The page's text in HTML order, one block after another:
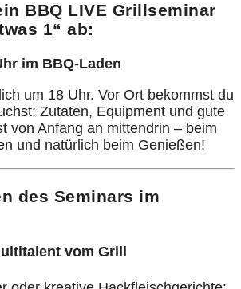
BBQ LIVE Grillseminar
1“ ab:
im BBQ-Laden
um 18 Uhr. Vor Ort bekommst du
Zutaten, Equipment und gute
von Anfang an mittendrin – beim
und natürlich beim Genießen!
des Seminars im
vom Grill